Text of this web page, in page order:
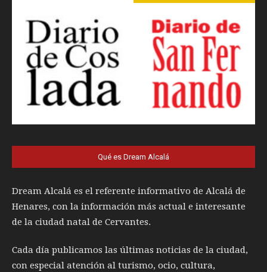
Qué es Dream Alcalá
Dream Alcalá es el referente informativo de Alcalá de
Henares, con la información más actual e interesante
de la ciudad natal de Cervantes.
Cada día publicamos las últimas noticias de la ciudad,
con especial atención al turismo, ocio, cultura,